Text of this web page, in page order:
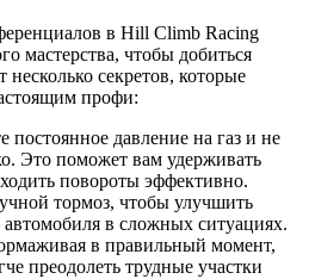
в Hill Climb Racing
мастерства, чтобы добиться
несколько секретов, которые
профи:
постоянное давление на газ и не
Это поможет вам удерживать
повороты эффективно.
тормоз, чтобы улучшить
автомобиля в сложных ситуациях.
в правильный момент,
преодолеть трудные участки